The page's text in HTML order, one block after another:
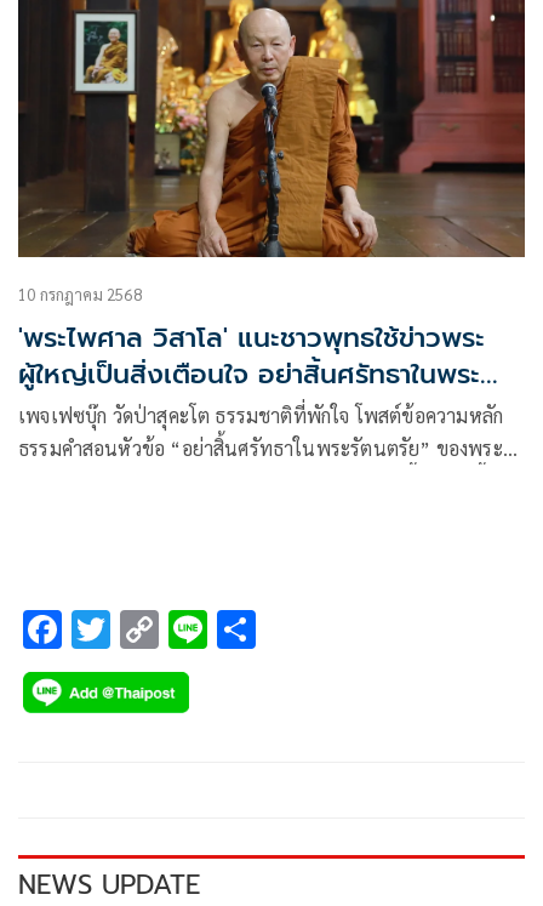
10 กรกฎาคม 2568
'พระไพศาล วิสาโล' แนะชาวพุทธใช้ข่าวพระ
ผู้ใหญ่เป็นสิ่งเตือนใจ อย่าสิ้นศรัทธาในพระ
รัตนตรัย
เพจเฟซบุ๊ก วัดป่าสุคะโต ธรรมชาติที่พักใจ โพสต์ข้อความหลัก
ธรรมคำสอนหัวข้อ “อย่าสิ้นศรัทธาในพระรัตนตรัย” ของพระ
F
ac
e
k
T
wi
tt
C
o
p
k
Li
NEWS UPDATE